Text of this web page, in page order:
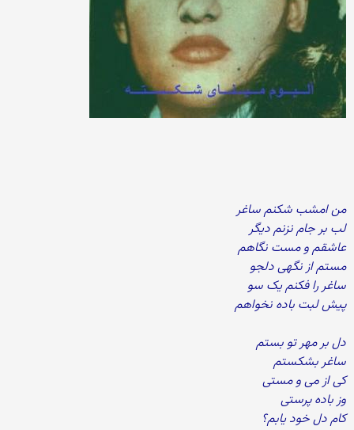
من امشب شکنم ساغر
لب بر جام نزنم دیگر
عاشقم و مست نگاهم
مستم از نگهی دلجو
ساغر را فکنم یک سو
پیش لبت باده نخواهم
دل بر مهر تو بستم
ساغر بشکستم
کی از می و مستی
وز باده پرستی
کام دل خود یابم؟